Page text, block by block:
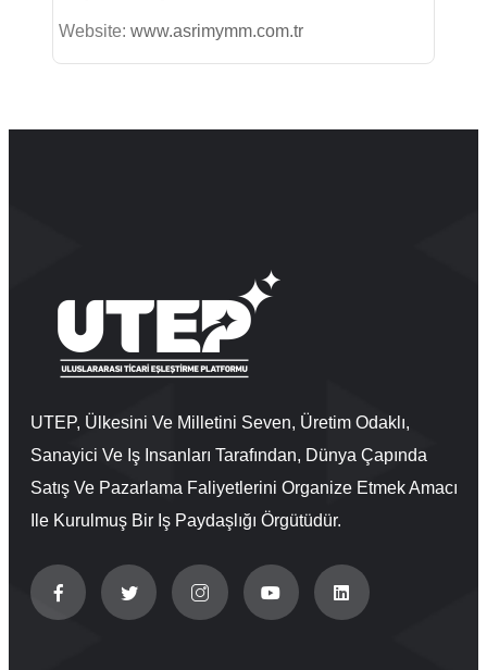
Website: www.asrimymm.com.tr
UTEP, Ülkesini Ve Milletini Seven, Üretim Odaklı,
Sanayici Ve Iş Insanları Tarafından, Dünya Çapında
Satış Ve Pazarlama Faliyetlerini Organize Etmek Amacı
Ile Kurulmuş Bir Iş Paydaşlığı Örgütüdür.